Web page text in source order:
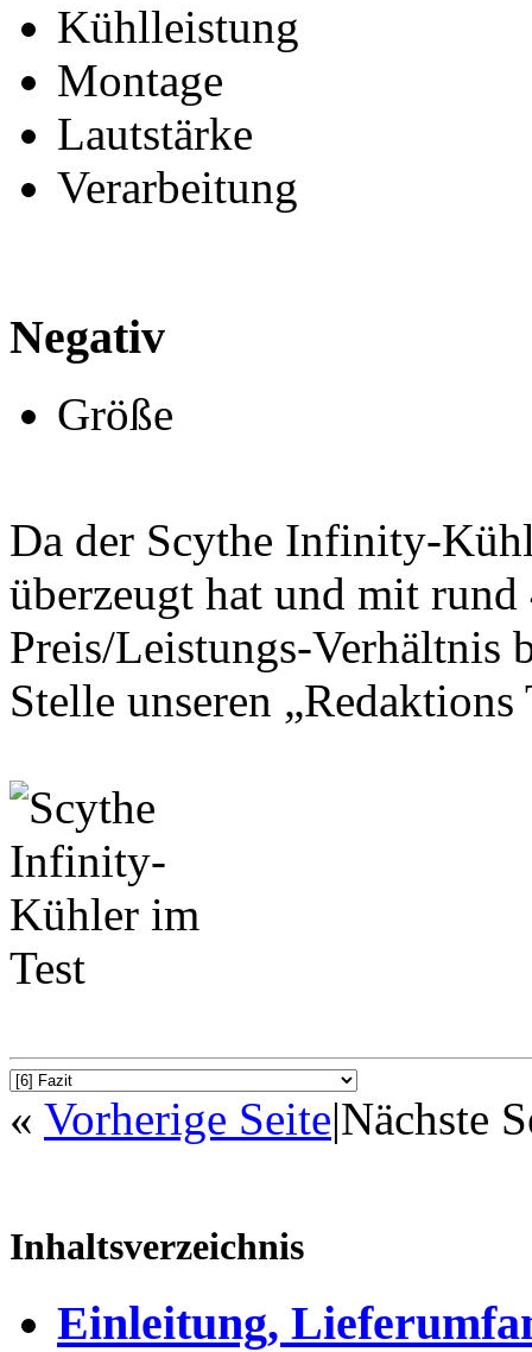
Kühlleistung
Montage
Lautstärke
Verarbeitung
Negativ
Größe
Da der Scythe Infinity-
überzeugt hat und mit
Preis/Leistungs-Verhältnis
Stelle unseren
« Vorherige Seite|Nächste
Inhaltsverzeichnis
Einleitung,